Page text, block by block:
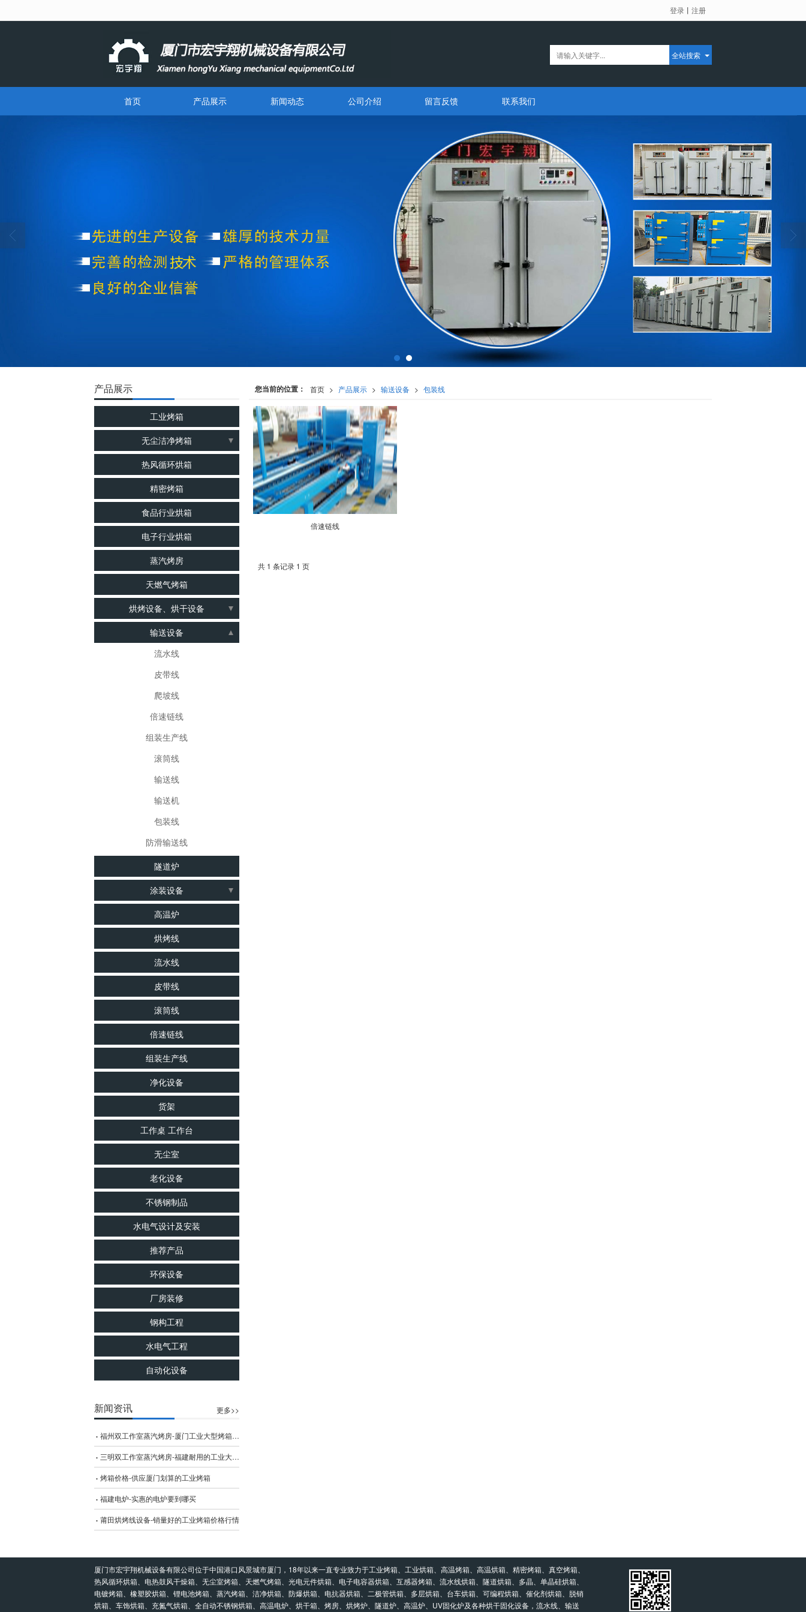
登录 丨 注册
全站搜索
首页 产品展示 新闻动态 公司介绍 留言反馈 联系我们
您当前的位置： 首页 > 产品展示 > 输送设备 > 包装线
倍速链线
共 1 条记录 1 页
产品展示
工业烤箱
无尘洁净烤箱
洁净烘箱
千级无尘烘箱
百级无尘烘箱
热风循环烘箱
精密烤箱
食品行业烘箱
电子行业烘箱
蒸汽烤房
天燃气烤箱
烘烤设备、烘干设备
食品烤箱
锂电池烤箱
二次硫化烤箱
电子行业烤箱
蒸汽烤箱
烘干箱
电烤箱
光学、眼镜行业烤箱
梅子、果类、饼干行业烘箱
光电LED行业烤箱
双工作室烤箱
上下工作室烤箱
电热烘箱
真空烤箱
工业烤箱
工业烘箱
喷涂、塑胶、五金、点胶、丝印烤箱
精密烤箱
烤房
烤箱
隧道炉
高温炉
工业电炉
输送设备
流水线
皮带线
爬坡线
倍速链线
组装生产线
滚筒线
输送线
输送机
包装线
防滑输送线
隧道炉
涂装设备
涂装线
UV固化炉
悬挂链
水帘柜
清洗线
印刷烘干线
高温炉
烘烤线
流水线
皮带线
滚筒线
倍速链线
组装生产线
净化设备
货架
工作桌 工作台
无尘室
老化设备
不锈钢制品
水电气设计及安装
推荐产品
环保设备
厂房装修
钢构工程
水电气工程
自动化设备
新闻资讯 更多>>
福州双工作室蒸汽烤房-厦门工业大型烤箱哪家好
三明双工作室蒸汽烤房-福建耐用的工业大型烤箱哪里有供应
烤箱价格-供应厦门划算的工业烤箱
福建电炉-实惠的电炉要到哪买
莆田烘烤线设备-销量好的工业烤箱价格行情
厦门市宏宇翔机械设备有限公司位于中国港口风景城市厦门，18年以来一直专业致力于工业烤箱、工业烘箱、高温烤箱、高温烘箱、精密烤箱、真空烤箱、
热风循环烘箱、电热鼓风干燥箱、无尘室烤箱、天燃气烤箱、光电元件烘箱、电子电容器烘箱、互感器烤箱、流水线烘箱、隧道烘箱、多晶、单晶硅烘箱、
电镀烤箱、橡塑胶烘箱、锂电池烤箱、蒸汽烤箱、洁净烘箱、防爆烘箱、电抗器烘箱、二极管烘箱、多层烘箱、台车烘箱、可编程烘箱、催化剂烘箱、脱销
烘箱、车饰烘箱、充氮气烘箱、全自动不锈钢烘箱、高温电炉、烘干箱、烤房、烘烤炉、隧道炉、高温炉、UV固化炉及各种烘干固化设备，流水线、输送